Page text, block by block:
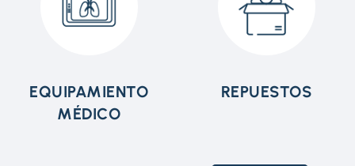
EQUIPAMIENTO
MÉDICO
REPUESTOS